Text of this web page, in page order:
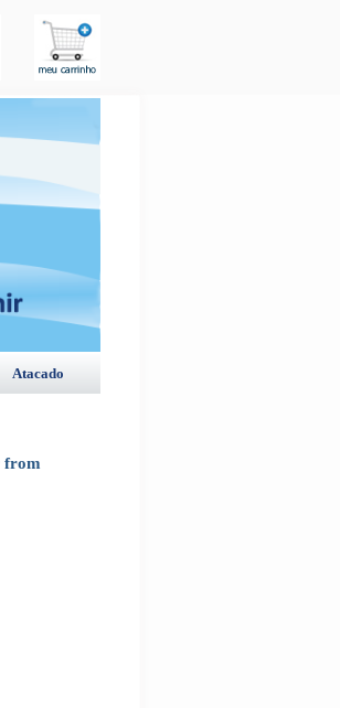
Atacado
from